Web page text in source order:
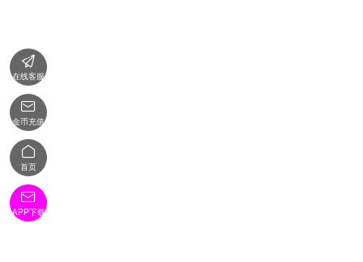

在线客服

金币充值

首页

APP下载